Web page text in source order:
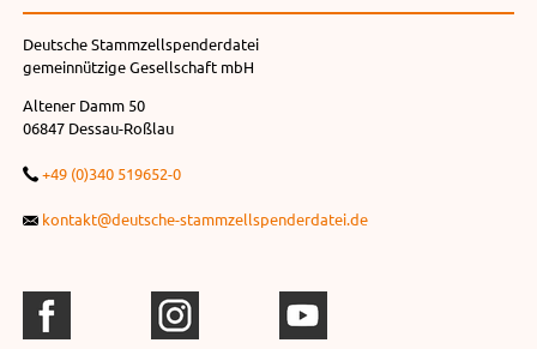
Deutsche Stammzellspenderdatei
gemeinnützige Gesellschaft mbH
Altener Damm 50
06847 Dessau-Roßlau
+49 (0)340 519652-0
kontakt@deutsche-stammzellspenderdatei.de